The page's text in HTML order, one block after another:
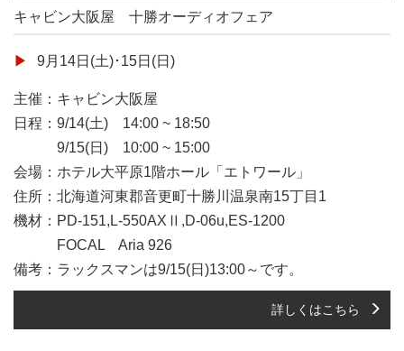
キャビン大阪屋 十勝オーディオフェア
9月14日(土)･15日(日)
主催：キャビン大阪屋
日程：9/14(土) 14:00 ~ 18:50
9/15(日) 10:00 ~ 15:00
会場：ホテル大平原1階ホール「エトワール」
住所：北海道河東郡音更町十勝川温泉南15丁目1
機材：PD-151,L-550AXⅡ,D-06u,ES-1200
FOCAL Aria 926
備考：ラックスマンは9/15(日)13:00～です。
詳しくはこちら